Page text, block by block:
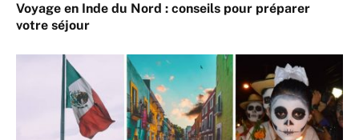
Voyage en Inde du Nord : conseils pour préparer
votre séjour